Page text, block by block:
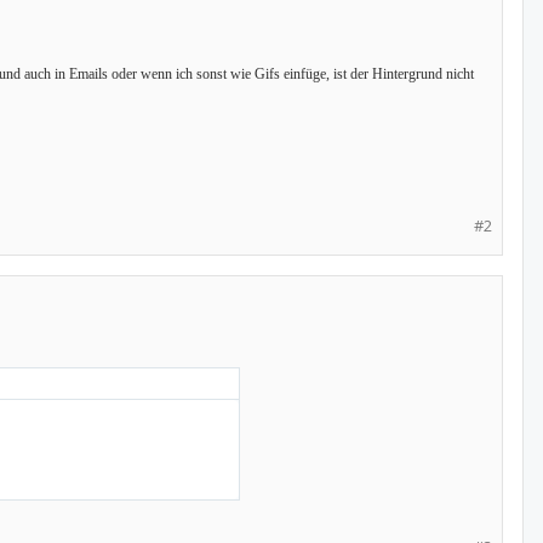
auch in Emails oder wenn ich sonst wie Gifs einfüge, ist der Hintergrund nicht
#2